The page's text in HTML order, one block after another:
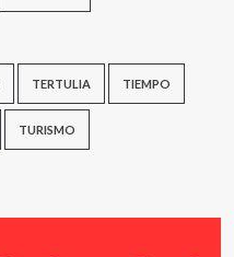
TERTULIA TIEMPO
TURISMO